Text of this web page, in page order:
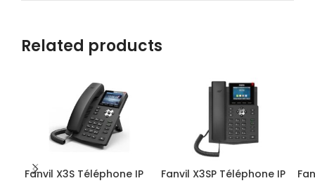
Related products
Fanvil X3S Téléphone IP Fanvil X3SP Téléphone IP